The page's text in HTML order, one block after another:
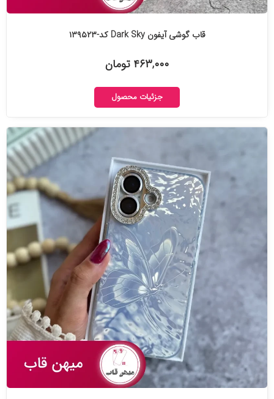
قاب گوشی آیفون Dark Sky کد-۱۳۹۵۲۳
۴۶۳,۰۰۰ تومان
جزئیات محصول